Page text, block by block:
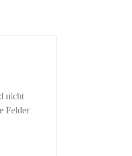
nicht
Felder